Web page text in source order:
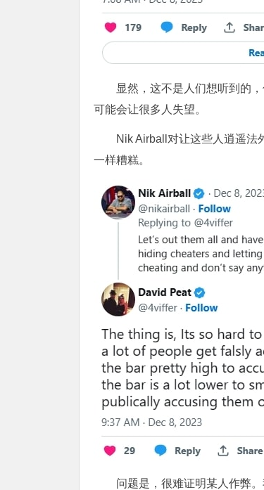
显然，这不是人们想听到的
可能会让很多人失望。
Nik Airball对让这些人逍遥法
一样糟糕。
问题是，很难证明某人作弊